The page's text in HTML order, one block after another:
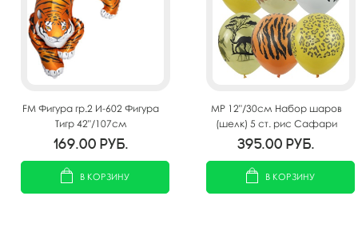
FM Фигура гр.2 И-602 Фигура
Тигр 42"/107см
169.00 руб.
В КОРЗИНУ
MP 12"/30см Набор шаров
(шелк) 5 ст. рис Сафари
25шт
395.00 руб.
В КОРЗИНУ